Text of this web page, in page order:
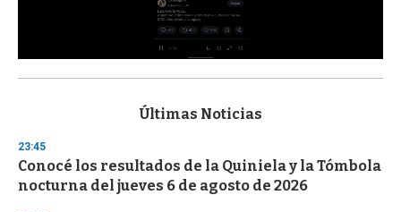
s
d
s
o
f
Últimas Noticias
23:45
Conocé los resultados de la Quiniela y la Tómbola
nocturna del jueves 6 de agosto de 2026